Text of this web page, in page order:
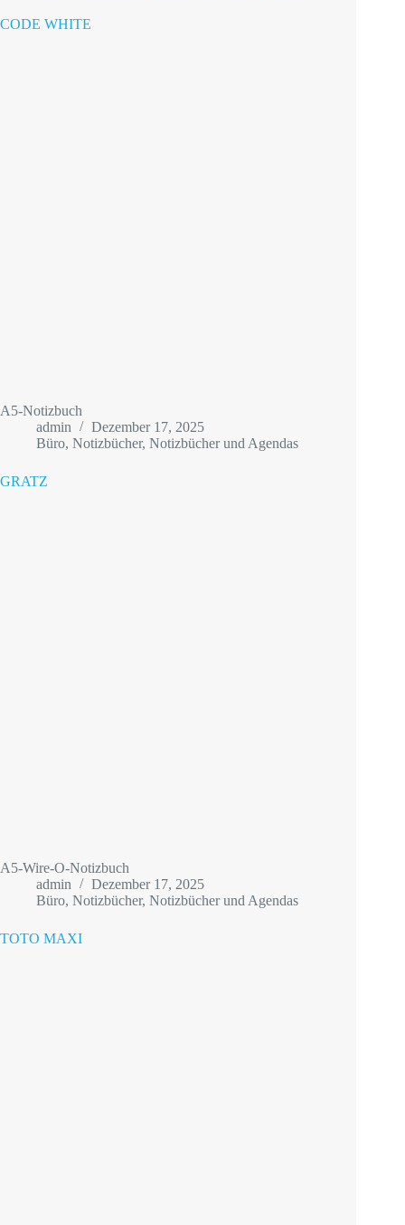
CODE WHITE
A5-Notizbuch
admin
Dezember 17, 2025
Büro, Notizbücher, Notizbücher und Agendas
GRATZ
A5-Wire-O-Notizbuch
admin
Dezember 17, 2025
Büro, Notizbücher, Notizbücher und Agendas
TOTO MAXI